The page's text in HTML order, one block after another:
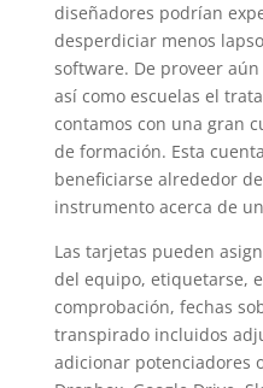
diseñadores podrían
desperdiciar menos
software. De proveer
así­ como escuelas el
contamos con una gran
de formación. Esta
beneficiarse alrededor
instrumento acerca de
Las tarjetas pueden
del equipo, etiquetarse,
comprobación, fechas
transpirado incluidos
adicionar potenciadores